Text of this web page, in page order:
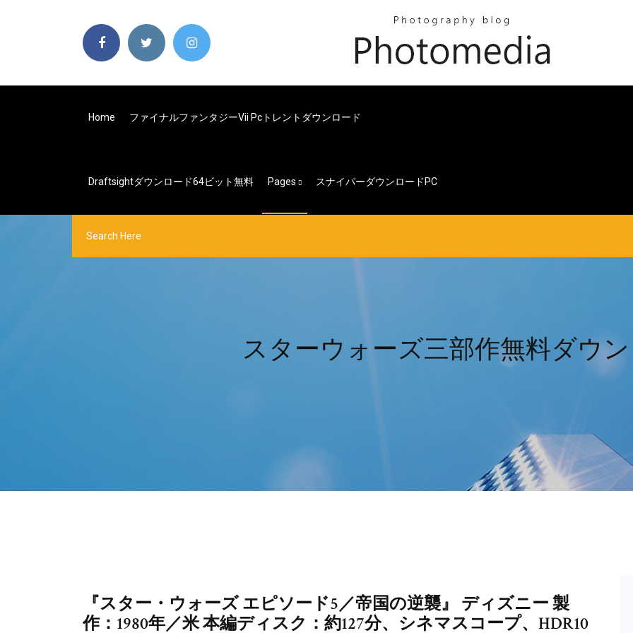
Home ファイナルファンタジーvii Pcトレントダウンロード
Draftsightダウンロード64ビット無料 Pages スナイパーダウンロードPC
スターウォーズ三部作無料ダウ
『スター・ウォーズ エピソード5／帝国の逆襲』 ディズニー 製
作：1980年／米 本編ディスク：約127分、シネマスコープ、HDR10